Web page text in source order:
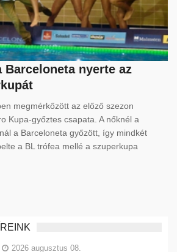
Barceloneta nyerte az
megmérkőzött az előző szezon
Kupa-győztes csapata. A nőknél a
a Barceloneta győzött, így mindkét
a BL trófea mellé a szuperkupa
2026 augusztus 08.